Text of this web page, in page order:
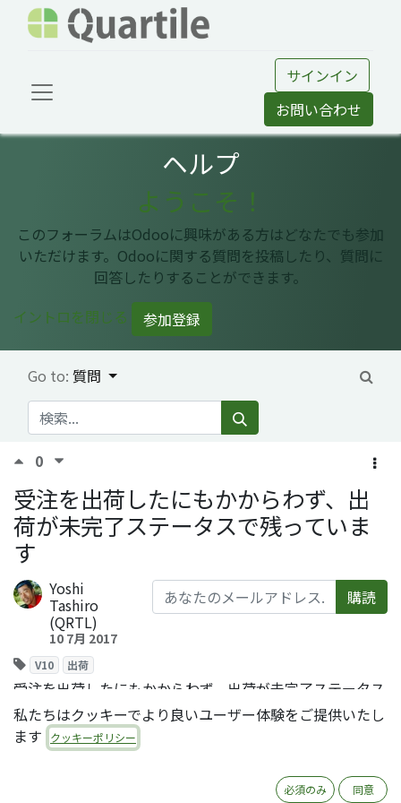
サインイン
お問い合わせ
ヘルプ
ようこそ！
このフォーラムはOdooに興味がある方はどなたでも参加
いただけます。Odooに関する質問を投稿したり、質問に
回答したりすることができます。
イントロを閉じる
参加登録
Go to: 質問
0
受注を出荷したにもかからわず、出
荷が未完了ステータスで残っていま
す
Yoshi
Tashiro
(QRTL)
10 7月 2017
購読
V10 出荷
受注を出荷したにもかからわず、出荷が未完了ステータス
で残っています。
Comment Share
私たちはクッキーでより良いユーザー体験をご提供いたし
ます
クッキーポリシー
必須のみ 同意